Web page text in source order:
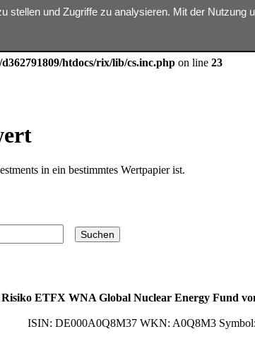
d362791809/htdocs/rix/lib/cs.inc.php on line 23
in ein bestimmtes Wertpapier ist.
Risiko ETFX WNA Global Nuclear Energy Fund
ISIN: DE000A0Q8M37 WKN: A0Q8M3 Symbol:
stellen und Zugriffe zu analysieren. Mit der Nutzung